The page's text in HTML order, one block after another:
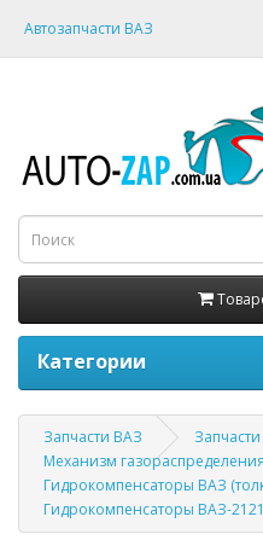
Автозапчасти ВАЗ
Категории
Запчасти ВАЗ
Механизм
Гидрокомпенсаторы ВАЗ
Гидрокомпенсаторы ВАЗ-